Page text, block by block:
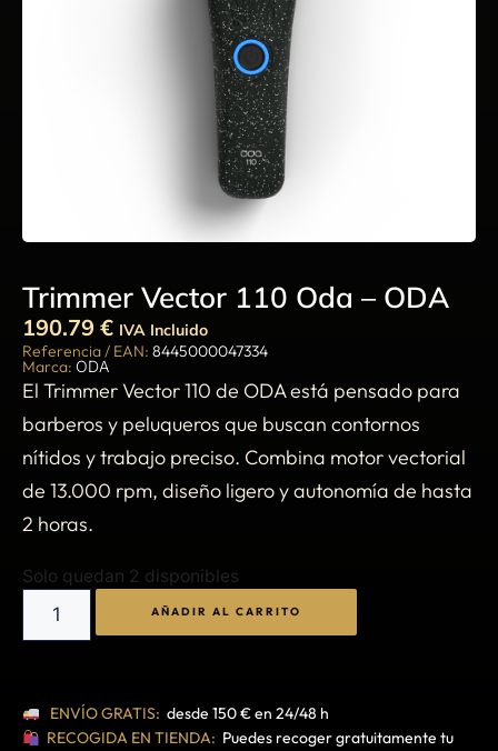
Trimmer Vector 110 Oda – ODA
190.79 € IVA Incluido
Referencia / EAN: 8445000047334
Marca: ODA
El Trimmer Vector 110 de ODA está pensado para
barberos y peluqueros que buscan contornos
nítidos y trabajo preciso. Combina motor vectorial
de 13.000 rpm, diseño ligero y autonomía de hasta
2 horas.
Solo quedan 2 disponibles
AÑADIR AL CARRITO
ENVÍO GRATIS: desde 150 € en 24/48 h
RECOGIDA EN TIENDA: Puedes recoger gratuitamente tu